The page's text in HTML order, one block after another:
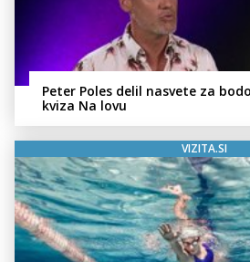
Peter Poles delil nasvete za
kviza Na lovu
VIZITA.SI